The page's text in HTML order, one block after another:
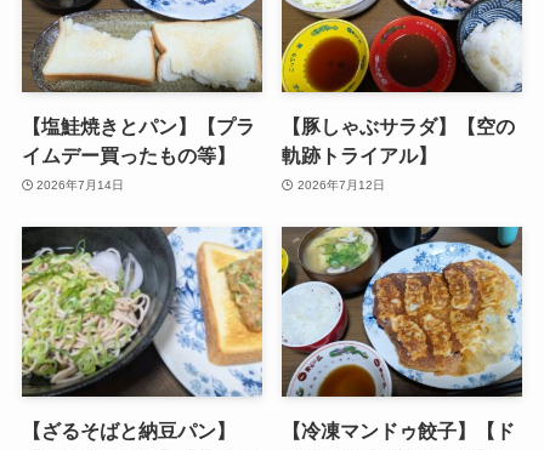
【塩鮭焼きとパン】【プラ
イムデー買ったもの等】
2026年7月14日
【豚しゃぶサラダ】【空の
軌跡トライアル】
2026年7月12日
【ざるそばと納豆パン】
【冷凍マンドゥ餃子】【ド